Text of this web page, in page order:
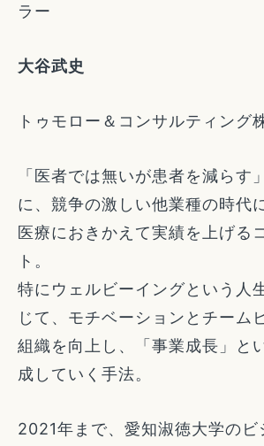
ラー
大谷武史
トゥモロー＆コンサルティン
「医者では無いが患者を減らす
に、競争の激しい他業種の時代
医療におきかえて実績を上げる
ト。
特にウェルビーイングという人
じて、モチベーションとチーム
組織を向上し、「事業成長」と
成していく手法。
2021年まで、愛知淑徳大学のビ